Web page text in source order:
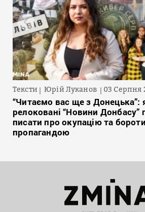
Тексти Юрій Луканов 03 Серпня
“Читаємо вас ще з Донецька”:
релоковані “Новини
писати про окупацію та
пропагандою